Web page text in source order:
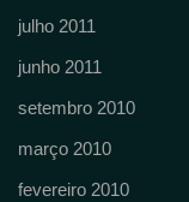
julho 2011
junho 2011
setembro 2010
março 2010
fevereiro 2010